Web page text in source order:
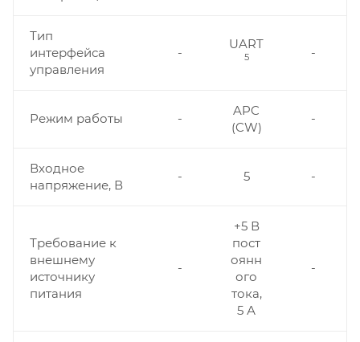
Тип
интерфейса
управления
-
UART
5 -
Режим работы -
APC
(CW)
-
Входное
напряжение, В
- 5 -
Требование к
внешнему
источнику
питания
-
+5 В
пост
оянн
ого
тока,
5 А
-